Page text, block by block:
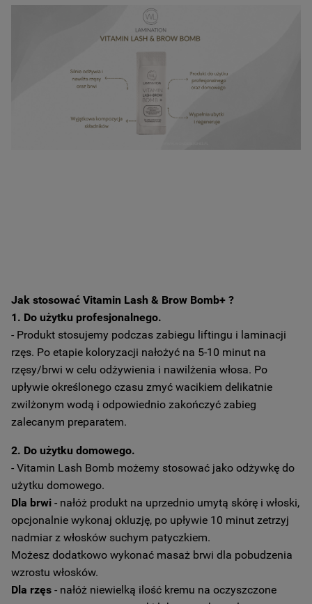
Jak stosować Vitamin Lash & Brow Bomb+ ?
1. Do użytku profesjonalnego.
- Produkt stosujemy podczas zabiegu liftingu i laminacji
rzęs. Po etapie koloryzacji nałożyć na 5-10 minut na
rzęsy/brwi w celu odżywienia i nawilżenia włosa. Po
upływie określonego czasu zmyć wacikiem delikatnie
zwilżonym wodą i odpowiednio zakończyć zabieg
zalecanym preparatem.
2. Do użytku domowego.
- Vitamin Lash Bomb możemy stosować jako odżywkę do
użytku domowego.
Dla brwi - nałóż produkt na uprzednio umytą skórę i włoski,
opcjonalnie wykonaj okluzję, po upływie 10 minut zetrzyj
nadmiar z włosków suchym patyczkiem.
Możesz dodatkowo wykonać masaż brwi dla pobudzenia
wzrostu włosków.
Dla rzęs - nałóż niewielką ilość kremu na oczyszczone